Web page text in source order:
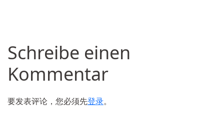
Schreibe einen
Kommentar
要发表评论，您必须先登录。